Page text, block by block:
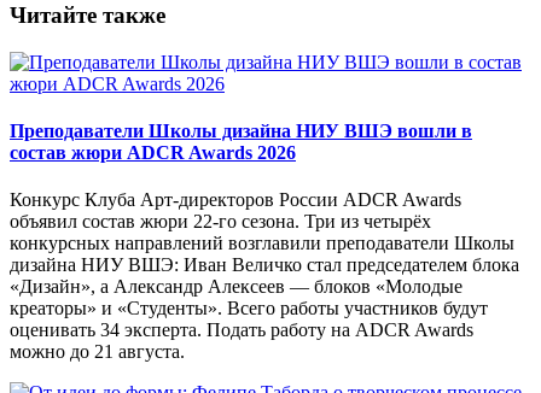
Читайте также
Преподаватели Школы дизайна НИУ ВШЭ вошли в
состав жюри ADCR Awards 2026
Конкурс Клуба Арт-директоров России ADCR Awards
объявил состав жюри 22-го сезона. Три из четырёх
конкурсных направлений возглавили преподаватели Школы
дизайна НИУ ВШЭ: Иван Величко стал председателем блока
«Дизайн», а Александр Алексеев — блоков «Молодые
креаторы» и «Студенты». Всего работы участников будут
оценивать 34 эксперта. Подать работу на ADCR Awards
можно до 21 августа.